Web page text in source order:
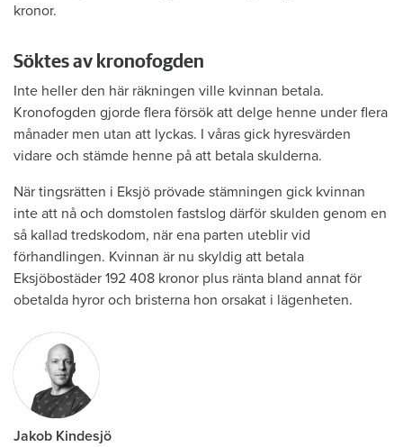
kronor.
Söktes av kronofogden
Inte heller den här räkningen ville kvinnan betala.
Kronofogden gjorde flera försök att delge henne under flera
månader men utan att lyckas. I våras gick hyresvärden
vidare och stämde henne på att betala skulderna.
När tingsrätten i Eksjö prövade stämningen gick kvinnan
inte att nå och domstolen fastslog därför skulden genom en
så kallad tredskodom, när ena parten uteblir vid
förhandlingen. Kvinnan är nu skyldig att betala
Eksjöbostäder 192 408 kronor plus ränta bland annat för
obetalda hyror och bristerna hon orsakat i lägenheten.
Jakob Kindesjö